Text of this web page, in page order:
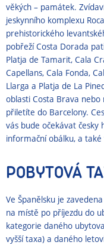
věkých – památek.
jes­kynního komplexu
prehistorického
pobřeží Costa Dora­da
Platja de Tamarit, Cala
Capellans, Cala Fonda,
Llarga a Platja de La
oblasti Costa Brava nebo
přiletíte do Barcelony.
vás bude očekávat česky
informační obálku, a
POBYTOVÁ
Ve Španělsku je
na místě po příjezdu do
kategorie daného
vyšší taxa) a daného